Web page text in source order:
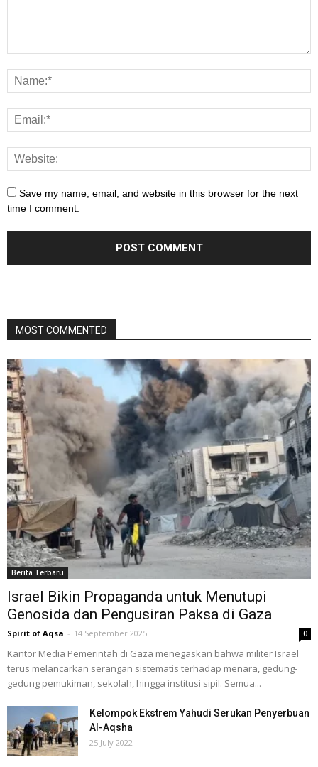
Save my name, email, and website in this browser for the next
time I comment.
MOST COMMENTED
Berita Terbaru
Israel Bikin Propaganda untuk Menutupi
Genosida dan Pengusiran Paksa di Gaza
Spirit of Aqsa - 14 September 2025 0
Kantor Media Pemerintah di Gaza menegaskan bahwa militer Israel
terus melancarkan serangan sistematis terhadap menara, gedung-
gedung pemukiman, sekolah, hingga institusi sipil. Semua...
Kelompok Ekstrem Yahudi Serukan Penyerbuan
Al-Aqsha
25 July 2022